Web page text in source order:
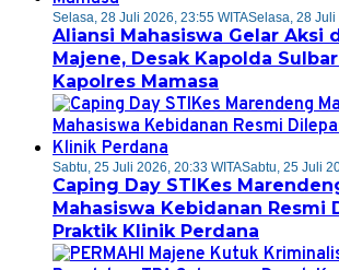
Selasa, 28 Juli 2026, 23:55 WITASelasa, 28 Juli
Aliansi Mahasiswa Gelar Aksi
Majene, Desak Kapolda
Kapolres Mamasa
Sabtu, 25 Juli 2026, 20:33 WITASabtu, 25 Juli
Caping Day STIKes
Mahasiswa Kebidanan Resmi
Praktik Klinik Perdana